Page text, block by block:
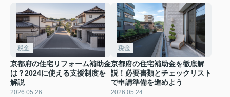
税金
京都府の住宅リフォーム補助金
は？2024に使える支援制度を
解説
2026.05.26
税金
京都府の住宅補助金を徹底解
説！必要書類とチェックリスト
で申請準備を進めよう
2026.05.24